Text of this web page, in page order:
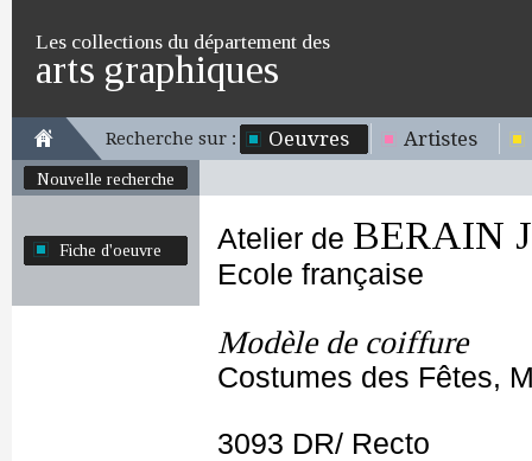
Les collections du département des
arts graphiques
Recherche sur : Oeuvres Artistes
Nouvelle recherche
Fiche d'oeuvre Atelier de BERAIN
Ecole française
Modèle de coiffure
Costumes des Fêtes,
3093 DR/ Recto